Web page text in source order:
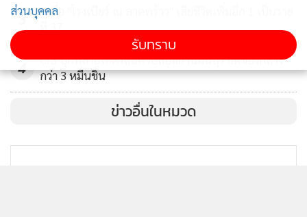
3
เหยื่อ "โรงเบียร์ ณ ลาดพร้าว" เสียชีวิตเพิ่มอีก 1 เป็นราย
ที่ 37
4
CIB บุกทลายโกดังสินค้าปลอมย่านมีนบุรี ยึดของกลาง
กว่า 3 หมื่นชิ้น
ข่าวอื่นในหมวด
ส่วนบุคคล
รับทราบ